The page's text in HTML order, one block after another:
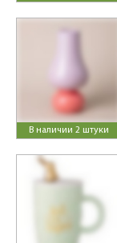
В наличии 2 штуки